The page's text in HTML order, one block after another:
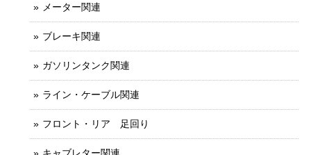
メーター関連
ブレーキ関連
ガソリンタンク関連
ライン・ケーブル関連
フロント・リア 足回り